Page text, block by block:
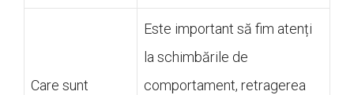
Care sunt
Este important să fim atenți
la schimbările de
comportament, retragerea